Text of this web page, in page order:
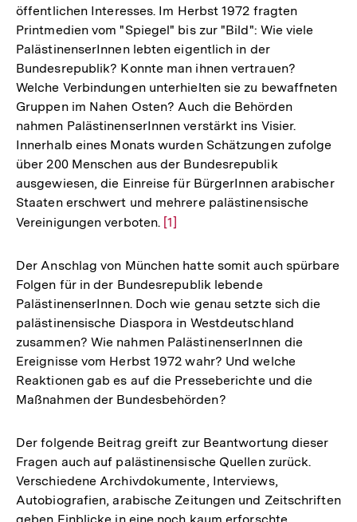
öffentlichen Interesses. Im Herbst 1972 fragten
Printmedien vom "Spiegel" bis zur "Bild": Wie viele
PalästinenserInnen lebten eigentlich in der
Bundesrepublik? Konnte man ihnen vertrauen?
Welche Verbindungen unterhielten sie zu bewaffneten
Gruppen im Nahen Osten? Auch die Behörden
nahmen PalästinenserInnen verstärkt ins Visier.
Innerhalb eines Monats wurden Schätzungen zufolge
über 200 Menschen aus der Bundesrepublik
ausgewiesen, die Einreise für BürgerInnen arabischer
Staaten erschwert und mehrere palästinensische
Vereinigungen verboten. Zur
der
Fußnote
[1]
Der Anschlag von München hatte somit auch spürbare
Folgen für in der Bundesrepublik lebende
PalästinenserInnen. Doch wie genau setzte sich die
palästinensische Diaspora in Westdeutschland
zusammen? Wie nahmen PalästinenserInnen die
Ereignisse vom Herbst 1972 wahr? Und welche
Reaktionen gab es auf die Presseberichte und die
Maßnahmen der Bundesbehörden?
Der folgende Beitrag greift zur Beantwortung dieser
Fragen auch auf palästinensische Quellen zurück.
Verschiedene Archivdokumente, Interviews,
Autobiografien, arabische Zeitungen und Zeitschriften
geben Einblicke in eine noch kaum erforschte